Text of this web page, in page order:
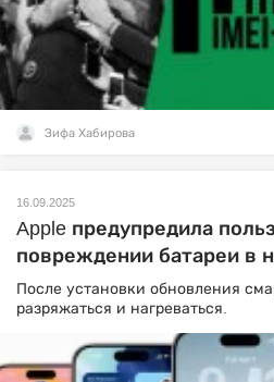
Зифа Хабирова
16.09.2025
Apple предупредила
повреждении батареи в
После установки обновления
разряжаться и нагреваться.